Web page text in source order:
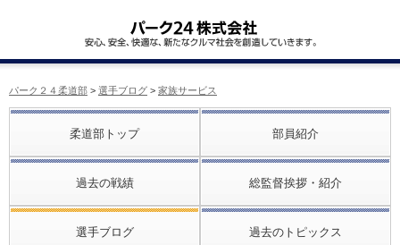
パーク２４柔道部 > 選手ブログ > 家族サービス
柔道部トップ 部員紹介
過去の戦績 総監督挨拶・紹介
選手ブログ 過去のトピックス